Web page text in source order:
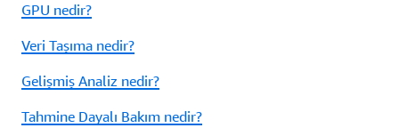
GPU nedir?
Veri Taşıma nedir?
Gelişmiş Analiz nedir?
Tahmine Dayalı Bakım nedir?